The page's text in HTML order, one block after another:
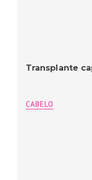
Transplante
CABELO